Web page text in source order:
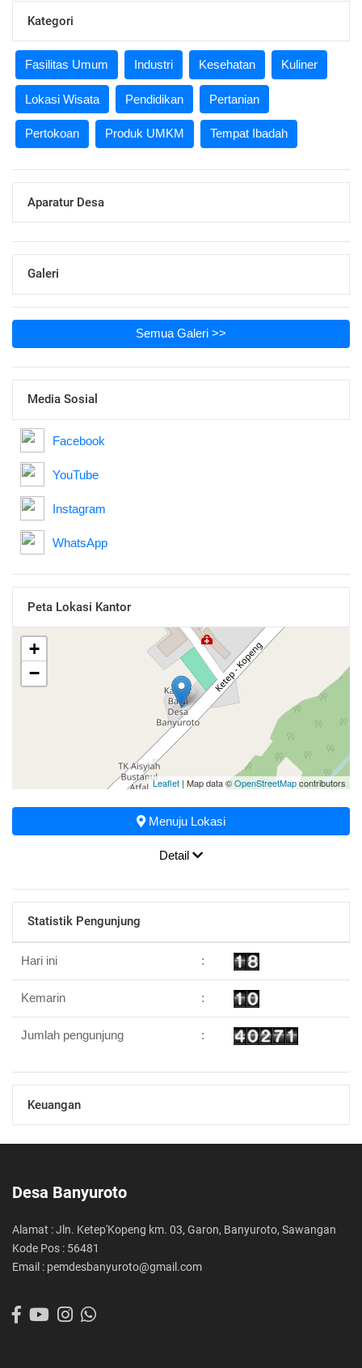
Kategori
Fasilitas Umum Industri Kesehatan Kuliner
Lokasi Wisata Pendidikan Pertanian
Pertokoan Produk UMKM Tempat Ibadah
Aparatur Desa
Galeri
Semua Galeri >>
Media Sosial
Facebook
YouTube
Instagram
WhatsApp
Peta Lokasi Kantor
+
−
Leaflet | Map data ©OpenStreetMapcontributors
Menuju Lokasi
Detail
Statistik Pengunjung
Hari ini :
Kemarin :
Jumlah pengunjung :
Keuangan
Desa Banyuroto
Alamat : Jln. Ketep'Kopeng km. 03, Garon, Banyuroto, Sawangan
Kode Pos : 56481
Email : pemdesbanyuroto@gmail.com